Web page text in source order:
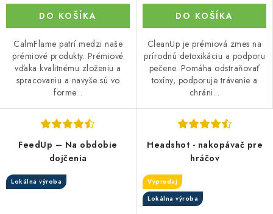
DO KOŠÍKA
CalmFlame patrí medzi naše
prémiové produkty. Prémiové
vďaka kvalitnému zloženiu a
spracovaniu a navyše sú vo
forme...
DO KOŠÍKA
CleanUp je prémiová zmes na
prírodnú detoxikáciu a podporu
pečene. Pomáha odstraňovať
toxíny, podporuje trávenie a
chráni...
FeedUp – Na obdobie
dojčenia
Lokálna výroba
Headshot - nakopávač pre
hráčov
Výpredaj
Lokálna výroba